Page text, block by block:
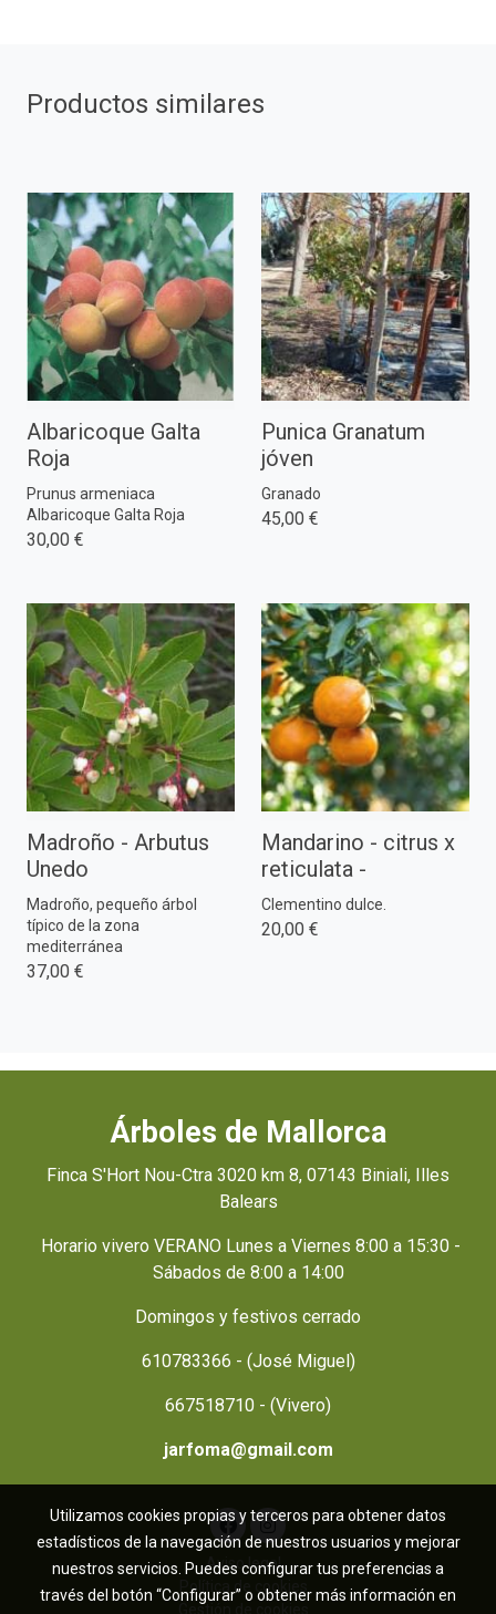
Productos similares
Albaricoque Galta
Roja
Prunus armeniaca
Albaricoque Galta Roja
30,00 €
Punica Granatum
jóven
Granado
45,00 €
Madroño - Arbutus
Unedo
Madroño, pequeño árbol
típico de la zona
mediterránea
37,00 €
Mandarino - citrus x
reticulata -
Clementino dulce.
20,00 €
Árboles de Mallorca
Finca S'Hort Nou-Ctra 3020 km 8, 07143 Biniali, Illes
Balears
Horario vivero VERANO Lunes a Viernes 8:00 a 15:30 -
Sábados de 8:00 a 14:00
Domingos y festivos cerrado
610783366 - (José Miguel)
667518710 - (Vivero)
jarfoma@gmail.com
Aviso legal
Política de cookies
Gestión de cookies
Utilizamos cookies propias y terceros para obtener datos
estadísticos de la navegación de nuestros usuarios y mejorar
nuestros servicios. Puedes configurar tus preferencias a
través del botón “Configurar” o obtener más información en